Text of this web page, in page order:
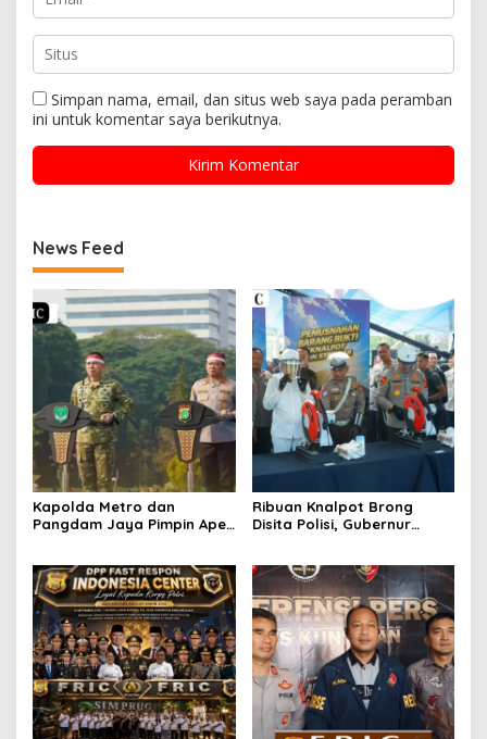
Simpan nama, email, dan situs web saya pada peramban
ini untuk komentar saya berikutnya.
News Feed
Kapolda Metro dan
Pangdam Jaya Pimpin Apel
Ribuan Knalpot Brong
Disita Polisi, Gubernur
Knalpot Standar